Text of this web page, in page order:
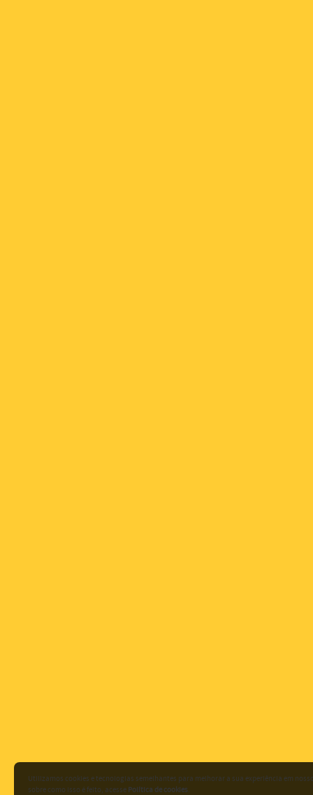
Utilizamos cookies e tecnologias semelhantes para melhorar a sua experiência em
sobre como isso é feito, acesse Política de cookies.